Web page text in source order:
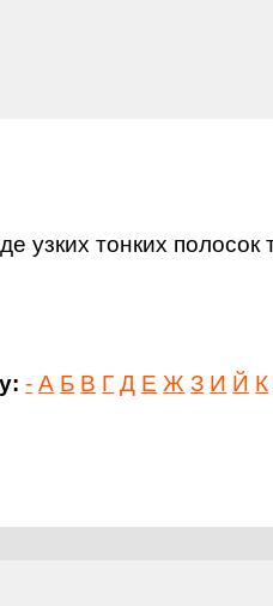
узких тонких полосок
- А Б В Г Д Е Ж З И Й К